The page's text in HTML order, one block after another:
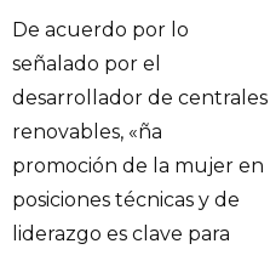
De acuerdo por lo
señalado por el
desarrollador de centrales
renovables, «ña
promoción de la mujer en
posiciones técnicas y de
liderazgo es clave para